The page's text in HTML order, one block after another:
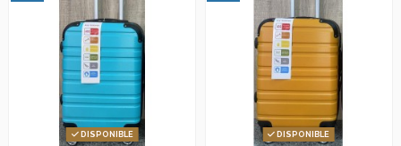
DISPONIBLE DISPONIBLE